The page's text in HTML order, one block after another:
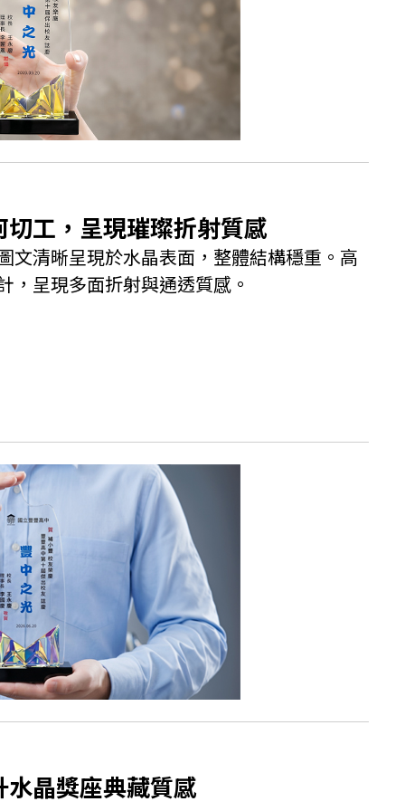
工，呈現璀璨折射質感
文清晰呈現於水晶表面，整體結構穩重。高
，呈現多面折射與通透質感。
晶獎座典藏質感